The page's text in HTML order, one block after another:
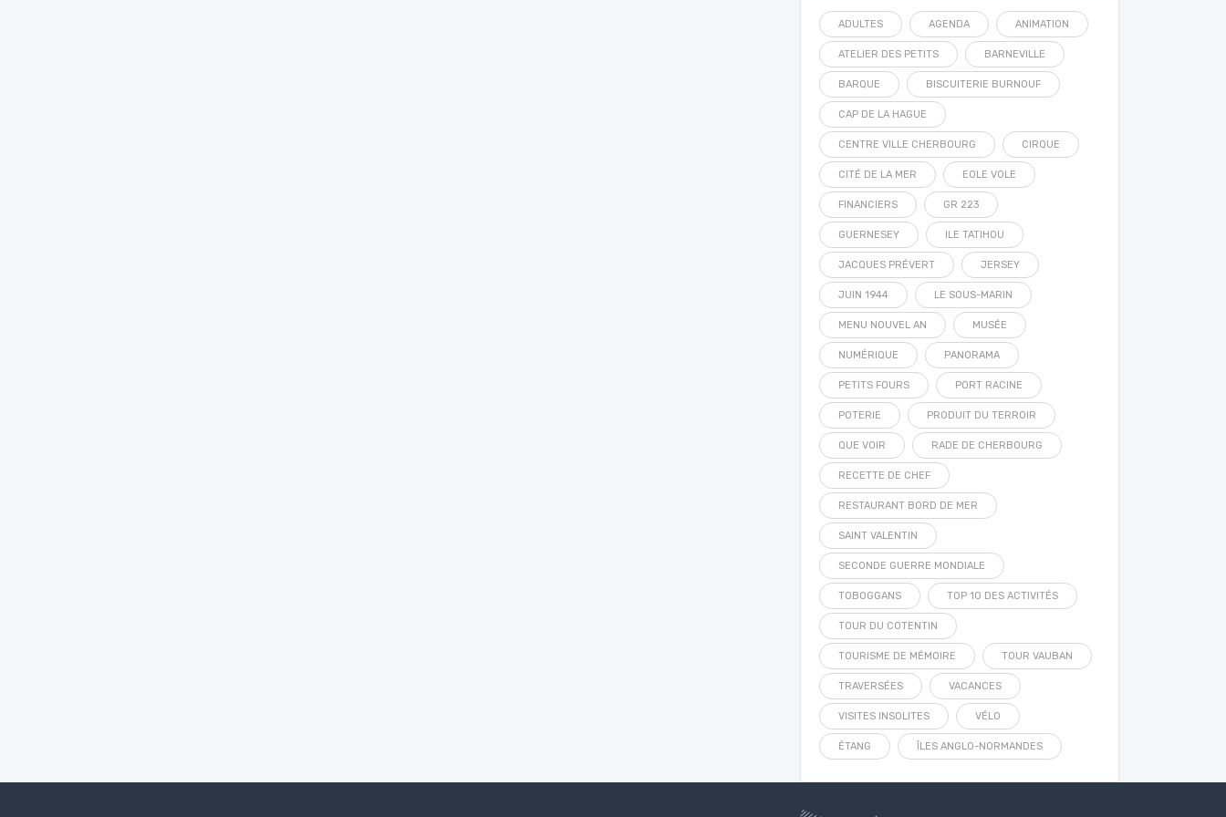
ADULTES AGENDA ANIMATION
ATELIER DES PETITS BARNEVILLE
BARQUE BISCUITERIE BURNOUF
CAP DE LA HAGUE
CENTRE VILLE CHERBOURG CIRQUE
CITÉ DE LA MER EOLE VOLE
FINANCIERS GR 223
GUERNESEY ILE TATIHOU
JACQUES PRÉVERT JERSEY
JUIN 1944 LE SOUS-MARIN
MENU NOUVEL AN MUSÉE
NUMÉRIQUE PANORAMA
PETITS FOURS PORT RACINE
POTERIE PRODUIT DU TERROIR
QUE VOIR RADE DE CHERBOURG
RECETTE DE CHEF
RESTAURANT BORD DE MER
SAINT VALENTIN
SECONDE GUERRE MONDIALE
TOBOGGANS TOP 10 DES ACTIVITÉS
TOUR DU COTENTIN
TOURISME DE MÉMOIRE TOUR VAUBAN
TRAVERSÉES VACANCES
VISITES INSOLITES VÉLO
ÉTANG ÎLES ANGLO-NORMANDES